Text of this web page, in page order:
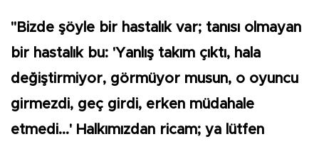
"Bizde şöyle bir hastalık var; tanısı olmayan
bir hastalık bu: 'Yanlış takım çıktı, hala
değiştirmiyor, görmüyor musun, o oyuncu
girmezdi, geç girdi, erken müdahale
etmedi...' Halkımızdan ricam; ya lütfen